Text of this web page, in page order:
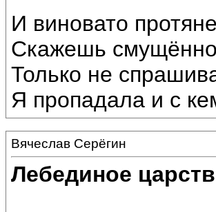
И виновато
Скажешь
Только не
Я пропадала и с
Вячеслав Серёгин
Лебединое